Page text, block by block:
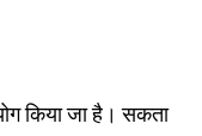
किया जा है। सकता